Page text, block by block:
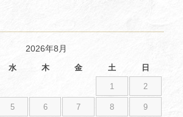
2026年8月
水 木 金 土 日
1 2
5 6 7 8 9